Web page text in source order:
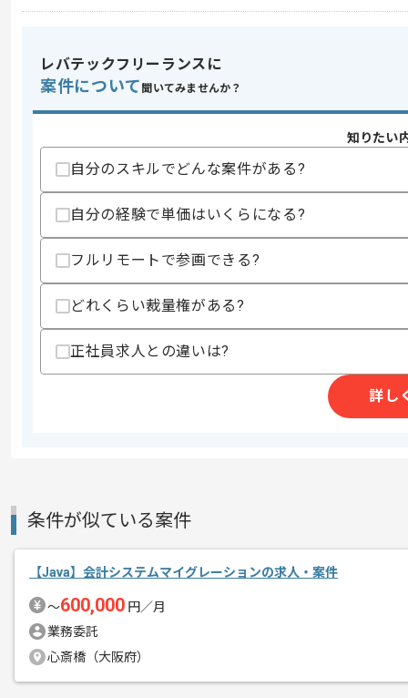
・Javaを用いた開発経験3年以上
・リーダー経験
上記に似た経験やスキルをお持ちであれば申
その他募集要項
商談回数
1回
募集人数
1人
作業開始日
エージェントからのコ
基本的には常駐での作業を見込んでおり
モビリティ関連の受託サービスを展開
今回は公共交通機関向けシステム開発
レバテックフリーランスに
案件について 聞いてみませんか？
知りたい
自分のスキルでどんな案件がある?
自分の経験で単価はいくらになる?
フルリモートで参画できる?
どれくらい裁量権がある?
正社員求人との違いは?
詳し
条件が似ている案件
【Java】会計システムマイグレーションの求人・案件
〜600,000 円／月
業務委託
心斎橋（大阪府）